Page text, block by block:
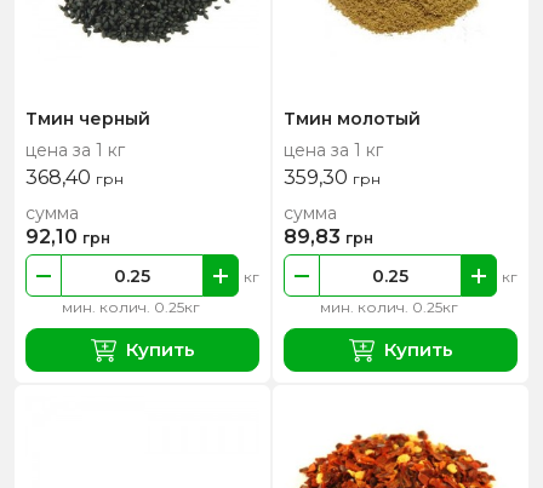
Тмин черный
цена за 1 кг
368,40 грн
мин. колич. 0.25кг
кг
сумма
92,10 грн
Купить
Тмин молотый
цена за 1 кг
359,30 грн
мин. колич. 0.25кг
кг
сумма
89,83 грн
Купить